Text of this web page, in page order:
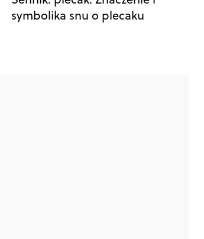
symbolika snu o plecaku